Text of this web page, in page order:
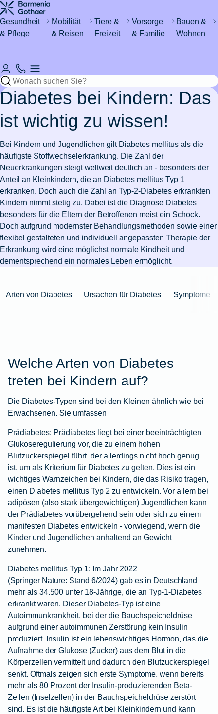
Gesundheit
& Pflege
Gesundheit
Mückenstiche
vermeiden
Burnout
Zur
Artikelübersicht
Lohnt
sich eine
Zahnzusatzversicherung?
7
Gründe
für
Zahnschmerzen
Wurzelbehandlung
Kieferorthopädie
Artikelübersicht
Rund um's
Krankenhaus
Einzelzimmer
Krankenhaus
Rooming-
In
Zusatzversicherung
für's
Krankenhaus
Zur
Pflege
Pflegeantrag
Pflegegrad
Zur
Artikelübersicht
Eisenmangel
Gesunde
Ernährung
Workout
Homeoffice
Mobilität
& Reisen
&
Urlaub
Resturlaub
Skiurlaub
planen
Urlaub
mit
Kindern
Zur
Artikelübersicht
Automobil
eVB-
Nummer
Schadenfreiheitsklasse
Wo darf
man E-
Scooter
fahren?
Autoschutzbrief
Zur
Artikelübersicht
International
& Ausland
Leben
arbeiten
in der
Schweiz
Auswandern
in die
Niederlande
KFZ-
Versicherung
Tiere &
Freizeit
Katze
Katzenschnupfen
bei
Wurmkur
bei
Katzen
Leukose
bei
Katzen
Zur
Mein
Hund
hat
Schokolade
Wie
alt
werden
Hunde?
Kastration
beim
Hund
Hund
Zur
Pferd
Fieber
Pferd
Zahnbehandlung
beim
Pferd
Pferdesprache
Insektenschutz
für's
Artikelübersicht
Hobbies
&
Drohnen
Bootsführerschein
Ehrenamt
Jagd
Vorsorge
& Familie
um's
Kind
Babys
Erstickungsgefahr
bei
Babys
Diabetes
bei
Kindern
Kindersicherheit
im
Herbst
Versicherungen
für
Zur
Sicher
Versicherungen
für
Azubis
für
Studierende
Versicherungen
für
Paare
Versicherungen
für
Familien
für
Bauen &
Wohnen
Haus &
Wohnen
was tun?
Wespennest
entfernen
Zur
Artikelübersicht
Rund um
Rohrverstopfung
ausgelaufen
Schlüssel
verloren
Zur
Artikelübersicht
Sicheres
Zuhause
Wertgegenstände
Zur
Artikelübersicht
Versicherungen
Wohngebäudeversicherung
von der
Steuer
absetzen
Versicherungsschutz
bei
Modernisierung
Diabetes bei Kindern: Das
ist wichtig zu wissen!
Bei Kindern und Jugendlichen gilt Diabetes mellitus als die
häufigste Stoffwechselerkrankung. Die Zahl der
Neuerkrankungen steigt weltweit deutlich an - besonders der
Anteil an Kleinkindern, die an Diabetes mellitus Typ 1
erkranken. Doch auch die Zahl an Typ-2-Diabetes erkrankten
Kindern nimmt stetig zu. Dabei ist die Diagnose Diabetes
besonders für die Eltern der Betroffenen meist ein Schock.
Doch aufgrund modernster Behandlungsmethoden sowie einer
flexibel gestalteten und individuell angepassten Therapie der
Erkrankung wird eine möglichst normale Kindheit und
dementsprechend ein normales Leben ermöglicht.
Arten von Diabetes Ursachen für Diabetes Symptome
Welche Arten von Diabetes
treten bei Kindern auf?
Die Diabetes-Typen sind bei den Kleinen ähnlich wie bei
Erwachsenen. Sie umfassen
Prädiabetes: Prädiabetes liegt bei einer beeinträchtigten
Glukoseregulierung vor, die zu einem hohen
Blutzuckerspiegel führt, der allerdings nicht hoch genug
ist, um als Kriterium für Diabetes zu gelten. Dies ist ein
wichtiges Warnzeichen bei Kindern, die das Risiko tragen,
einen Diabetes mellitus Typ 2 zu entwickeln. Vor allem bei
adipösen (also stark übergewichtigen) Jugendlichen kann
der Prädiabetes vorübergehend sein oder sich zu einem
manifesten Diabetes entwickeln - vorwiegend, wenn die
Kinder und Jugendlichen anhaltend an Gewicht
zunehmen.
Diabetes mellitus Typ 1: Im Jahr 2022
(Springer Nature: Stand 6/2024) gab es in Deutschland
mehr als 34.500 unter 18-Jährige, die an Typ-1-Diabetes
erkrankt waren. Dieser Diabetes-Typ ist eine
Autoimmunkrankheit, bei der die Bauchspeicheldrüse
aufgrund einer autoimmunen Zerstörung kein Insulin
produziert. Insulin ist ein lebenswichtiges Hormon, das die
Aufnahme der Glukose (Zucker) aus dem Blut in die
Körperzellen vermittelt und dadurch den Blutzuckerspiegel
senkt. Oftmals zeigen sich erste Symptome, wenn bereits
mehr als 80 Prozent der Insulin-produzierenden Beta-
Zellen (Inselzellen) in der Bauchspeicheldrüse zerstört
sind. Es ist die häufigste Art bei Kleinkindern und kann